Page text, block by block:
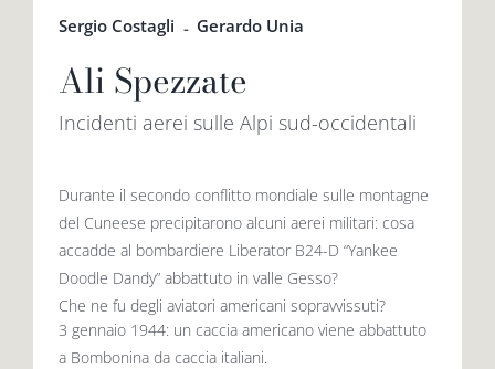
Sergio Costagli - Gerardo Unia
Ali Spezzate
Incidenti aerei sulle Alpi sud-occidentali
Durante il secondo conflitto mondiale sulle montagne
del Cuneese precipitarono alcuni aerei militari: cosa
accadde al bombardiere Liberator B24-D “Yankee
Doodle Dandy” abbattuto in valle Gesso?
Che ne fu degli aviatori americani sopravvissuti?
3 gennaio 1944: un caccia americano viene abbattuto
a Bombonina da caccia italiani.